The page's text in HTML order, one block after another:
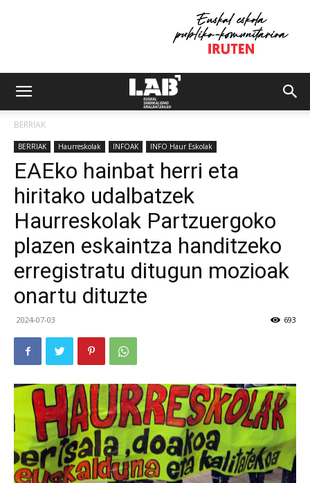
BERRIAK
BERRIAK Haurreskolak INFOAK INFO Haur Eskolak
EAEko hainbat herri eta
hiritako udalbatzek
Haurreskolak Partzuergoko
plazen eskaintza handitzeko
erregistratu ditugun mozioak
onartu dituzte
2024-07-03 693